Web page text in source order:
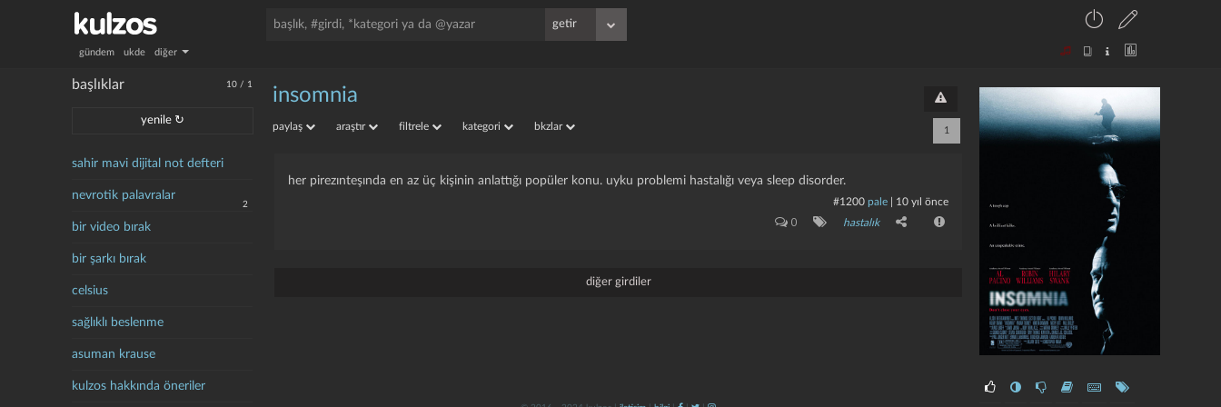
gündem ukde diğer
10 / 1
başlıklar
yenile ↻
sahir mavi dijital not defteri
nevrotik palavralar
2
bir video bırak
bir şarkı bırak
celsius
sağlıklı beslenme
asuman krause
kulzos hakkında öneriler
insomnia
paylaş araştır filtrele kategori bkzlar 1
her pirezınteşında en az üç kişinin anlattığı popüler konu. uyku problemi hastalığı veya sleep disorder.
#1200 pale| 10 yıl önce
0 hastalık
diğer girdiler